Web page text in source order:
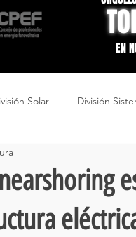
EN
Solar División